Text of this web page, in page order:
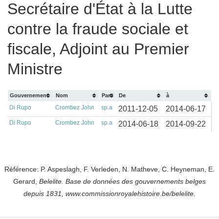
Secrétaire d'État à la Lutte
contre la fraude sociale et
fiscale, Adjoint au Premier
Ministre
Gouvernement Nom Parti De à
Di Rupo Crombez John sp.a 2011-12-05 2014-06-17
Di Rupo Crombez John sp.a 2014-06-18 2014-09-22
Référence: P. Aspeslagh, F. Verleden, N. Matheve, C. Heyneman, E.
Gerard, Belelite. Base de données des gouvernements belges
depuis 1831, www.commissionroyalehistoire.be/belelite